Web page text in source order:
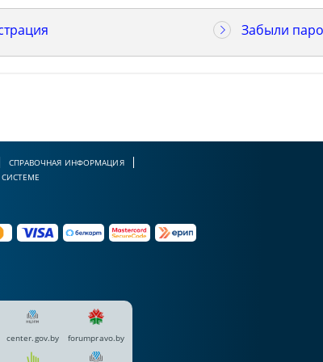
Забыли
СПРАВОЧНАЯ ИНФОРМАЦИЯ
center.gov.by forumpravo.by